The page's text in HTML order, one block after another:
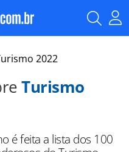
2022
Turismo
é feita a lista dos 100